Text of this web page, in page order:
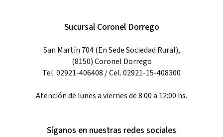
Sucursal Coronel Dorrego
San Martín 704 (En Sede Sociedad Rural),
(8150) Coronel Dorrego
Tel. 02921-406408 / Cel. 02921-15-408300
Atención de lunes a viernes de 8:00 a 12:00 hs.
Síganos en nuestras redes sociales